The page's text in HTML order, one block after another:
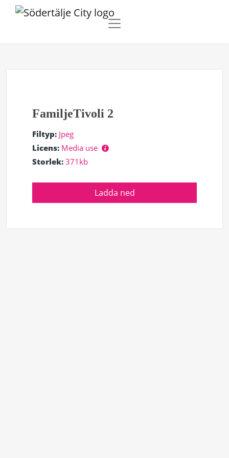
FamiljeTivoli 2
Filtyp: Jpeg
Licens: Media use
Storlek: 371kb
Ladda ned